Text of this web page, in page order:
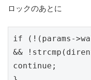
ロックのあとに
if (!(params-
&&
continue;